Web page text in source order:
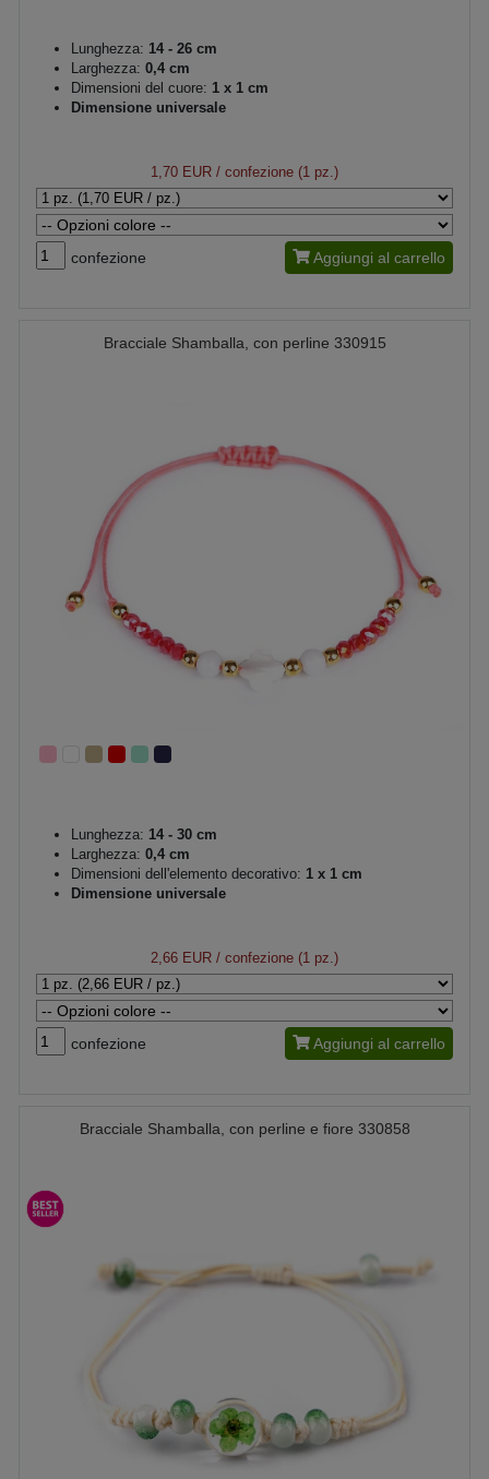
Lunghezza: 14 - 26 cm
Larghezza: 0,4 cm
Dimensioni del cuore: 1 x 1 cm
Dimensione universale
1,70 EUR / confezione (1 pz.)
confezione Aggiungi al carrello
Bracciale Shamballa, con perline 330915
Lunghezza: 14 - 30 cm
Larghezza: 0,4 cm
Dimensioni dell'elemento decorativo: 1 x 1 cm
Dimensione universale
2,66 EUR / confezione (1 pz.)
confezione Aggiungi al carrello
Bracciale Shamballa, con perline e fiore 330858